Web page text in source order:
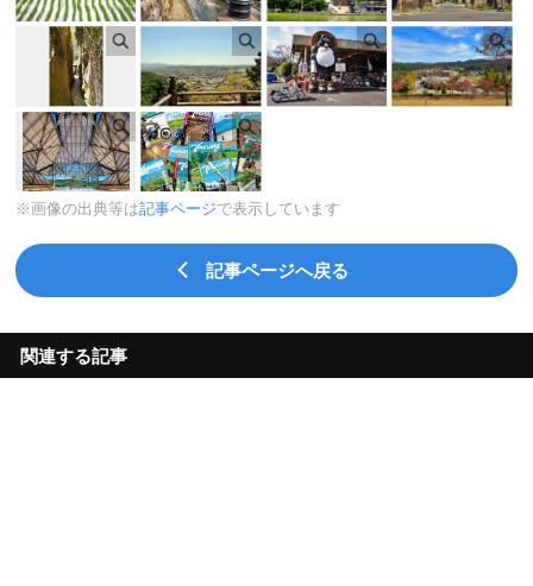
※画像の出典等は記事ページで表示しています
記事ページへ戻る
関連する記事